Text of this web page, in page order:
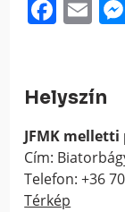
Helyszín
JFMK
Cím:
Telefon: +36
Térkép